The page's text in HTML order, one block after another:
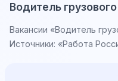
Водитель
Вакансии «Водитель
Источники: «Работа